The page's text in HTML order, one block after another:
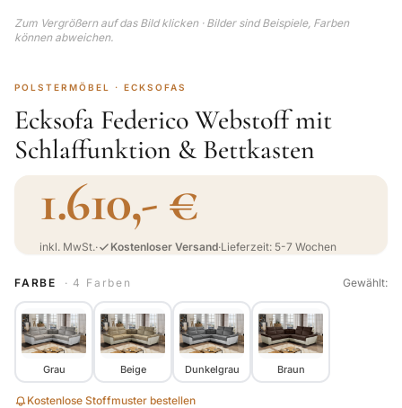
Zum Vergrößern auf das Bild klicken · Bilder sind Beispiele, Farben
können abweichen.
POLSTERMÖBEL · ECKSOFAS
Ecksofa Federico Webstoff mit
Schlaffunktion & Bettkasten
1.610,- €
inkl. MwSt.· Kostenloser Versand·Lieferzeit: 5-7 Wochen
FARBE · 4 Farben Gewählt:
Grau Beige Dunkelgrau Braun
Kostenlose Stoffmuster bestellen